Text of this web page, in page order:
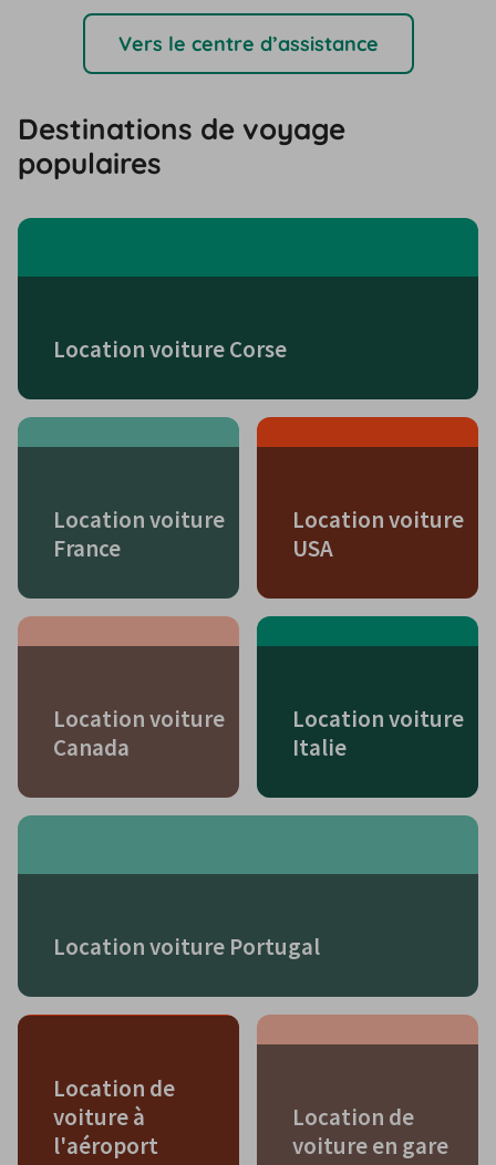
Vers le centre d’assistance
Destinations de voyage
populaires
Location voiture Corse
Location voiture
France
Location voiture
USA
Location voiture
Canada
Location voiture
Italie
Location voiture Portugal
Location de
voiture à
l'aéroport
Location de
voiture en gare